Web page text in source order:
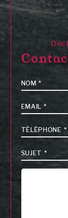
Nom
E-
mail *
Téléphone *
Sujet *
Message